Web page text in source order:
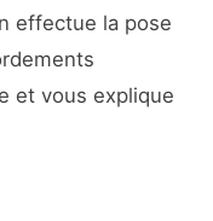
effectue la pose
et vous explique